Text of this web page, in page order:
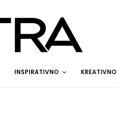
INSPIRATIVNO KREATIVNO